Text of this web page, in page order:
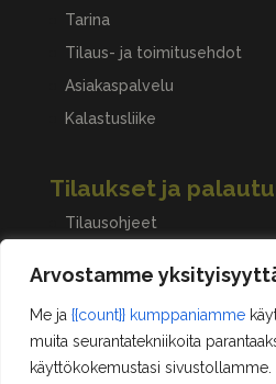
Arvostamme
Me ja {{count}} kumppaniamme
muita seurantatekniikoita
käyttökokemustasi
Tarina
Tilaus- ja toimitusehdot
Asiakaspalvelu
Kalastusliike
Tilaukset ja
Tilausohjeet
Asiakastilini
Oma tili